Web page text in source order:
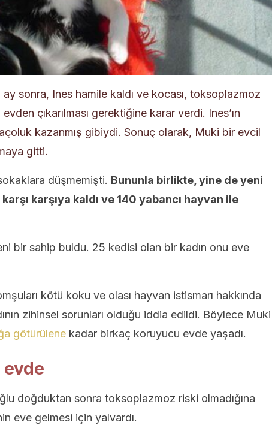
sonra, Ines hamile kaldı ve kocası, toksoplazmoz
çıkarılması gerektiğine karar verdi. Ines’ın
kazanmış gibiydi. Sonuç olarak, Muki bir evcil
gitti.
düşmemişti. Bununla birlikte, yine de yeni
karşıya kaldı ve 140 yabancı hayvan ile
bir sahip buldu. 25 kedisi olan bir kadın onu eve
kötü koku ve olası hayvan istismarı hakkında
zihinsel sorunları olduğu iddia edildi. Böylece Muki
götürülene kadar birkaç koruyucu evde yaşadı.
doğduktan sonra toksoplazmoz riski olmadığına
eve gelmesi için yalvardı.